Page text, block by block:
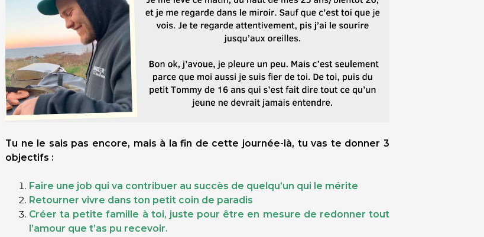
Tu ne le sais pas encore, mais à la fin de cette journée-là, tu vas te donner 3
objectifs :
Faire une job qui va contribuer au succès de quelqu’un qui le mérite
Retourner vivre dans ton petit coin de paradis
Créer ta petite famille à toi, juste pour être en mesure de redonner tout
l’amour que t’as pu recevoir.